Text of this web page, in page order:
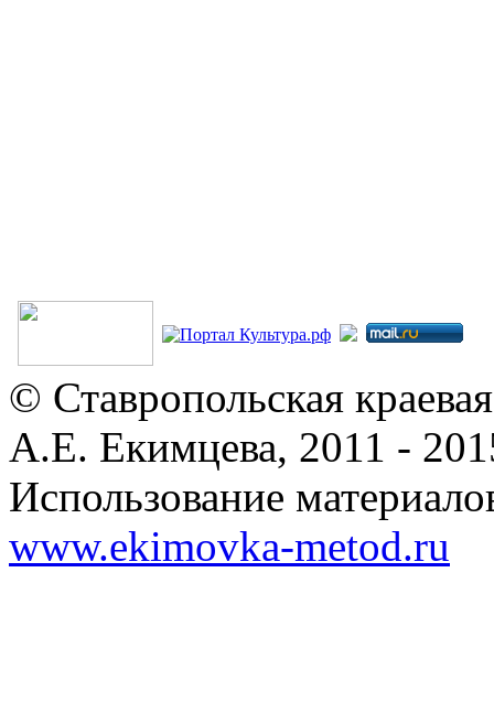
© Ставропольская
А.Е. Екимцева, 2011 -
Использование
www.ekimovka-metod.ru